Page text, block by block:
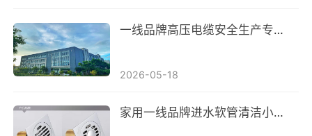
一线品牌高压电缆安全生产专项整治行动启动，力保人民生命财产安全
2026-05-18
家用一线品牌进水软管清洁小技巧，轻松去除水垢和异味